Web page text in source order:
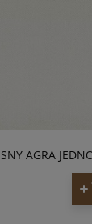
DYWAN